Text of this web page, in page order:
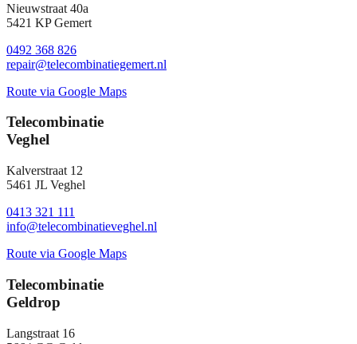
Nieuwstraat 40a
5421 KP Gemert
0492 368 826
repair@telecombinatiegemert.nl
Route via Google Maps
Telecombinatie
Veghel
Kalverstraat 12
5461 JL Veghel
0413 321 111
info@telecombinatieveghel.nl
Route via Google Maps
Telecombinatie
Geldrop
Langstraat 16